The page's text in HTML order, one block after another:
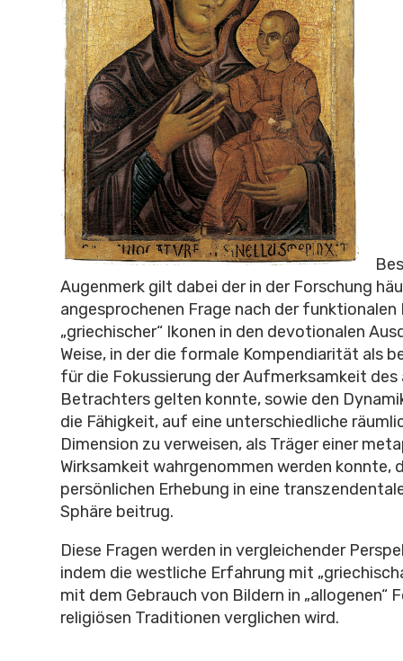
Augenmerk gilt dabei der in der Forschung
angesprochenen Frage nach der funktionalen
„griechischer“ Ikonen in den devotionalen
Weise, in der die formale Kompendiarität als
für die Fokussierung der Aufmerksamkeit
Betrachters gelten konnte, sowie den
die Fähigkeit, auf eine unterschiedliche
Dimension zu verweisen, als Träger einer
Wirksamkeit wahrgenommen werden konnte,
persönlichen Erhebung in eine
Sphäre beitrug.
Diese Fragen werden in vergleichender
indem die westliche Erfahrung mit
mit dem Gebrauch von Bildern in „allogenen“
religiösen Traditionen verglichen wird.